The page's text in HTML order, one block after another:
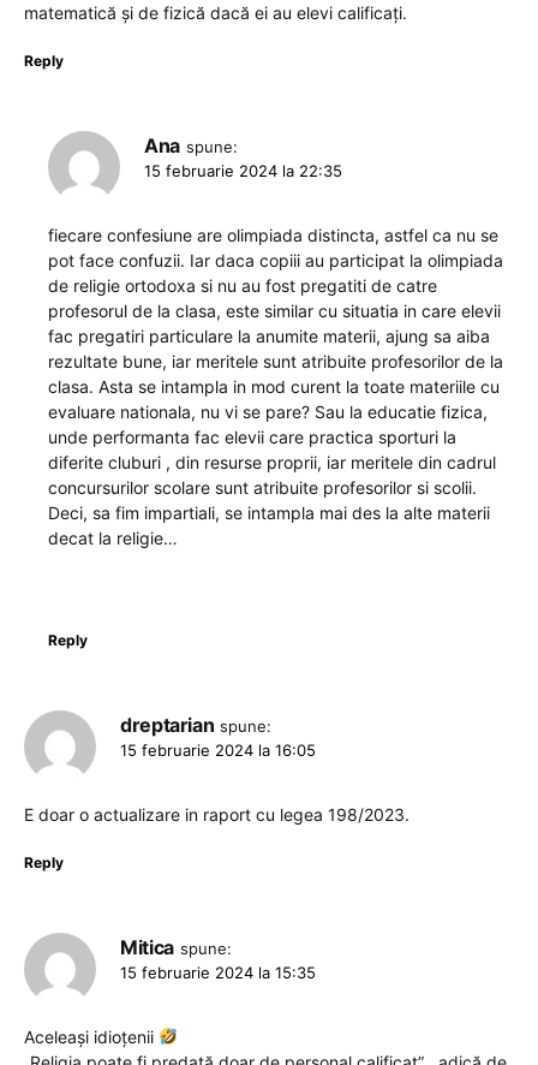
matematică și de fizică dacă ei au elevi calificați.
Reply
Ana spune:
15 februarie 2024 la 22:35
fiecare confesiune are olimpiada distincta, astfel ca nu se
pot face confuzii. Iar daca copiii au participat la olimpiada
de religie ortodoxa si nu au fost pregatiti de catre
profesorul de la clasa, este similar cu situatia in care elevii
fac pregatiri particulare la anumite materii, ajung sa aiba
rezultate bune, iar meritele sunt atribuite profesorilor de la
clasa. Asta se intampla in mod curent la toate materiile cu
evaluare nationala, nu vi se pare? Sau la educatie fizica,
unde performanta fac elevii care practica sporturi la
diferite cluburi , din resurse proprii, iar meritele din cadrul
concursurilor scolare sunt atribuite profesorilor si scolii.
Deci, sa fim impartiali, se intampla mai des la alte materii
decat la religie…
Reply
dreptarian spune:
15 februarie 2024 la 16:05
E doar o actualizare in raport cu legea 198/2023.
Reply
Mitica spune:
15 februarie 2024 la 15:35
Aceleași idioțenii